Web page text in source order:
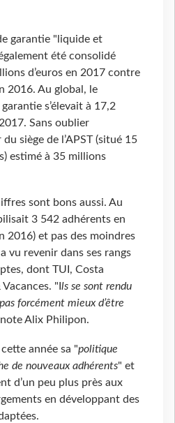
garantie "liquide et
été consolidé
d’euros en 2017 contre
2016. Au global, le
s’élevait à 17,2
Sans oublier
du siège de l’APST (situé 15
estimé à 35 millions
sont bons aussi. Au
3 542 adhérents en
2016) et pas des moindres
vu revenir dans ses rangs
dont TUI, Costa
"I ls se sont rendu
forcément mieux d’être
note Alix Philipon.
cette année sa "politique
de nouveaux adhérents" et
d’un peu plus près aux
en développant des